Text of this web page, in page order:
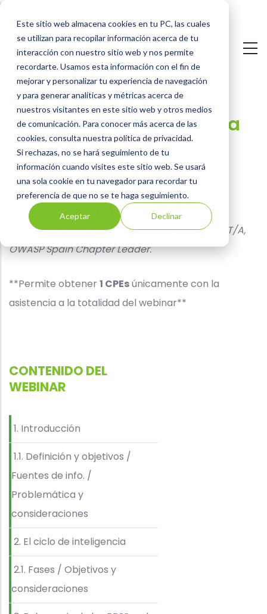
Este sitio web almacena cookies en tu PC, las cuales
se utilizan para recopilar información acerca de tu
interacción con nuestro sitio web y nos permite
recordarte. Usamos esta información con el fin de
mejorar y personalizar tu experiencia de navegación
y para generar analíticas y métricas acerca de
nuestros visitantes en este sitio web y otros medios
de comunicación. Para conocer más acerca de las
cookies, consulta nuestra política de privacidad.
Si rechazas, no se hará seguimiento de tu
información cuando visites este sitio web. Se usará
una sola cookie en tu navegador para recordar tu
preferencia de que no se te haga seguimiento.
Aceptar Declinar
Pasar
contenido
principal
Conociendo la disciplina
OSINT: Limitaciones y
capacidades
Vicente Aguilera Díaz
CISA, CISSP, CSSLP, ITILF, PCI ASV, CEH, ECSP, OPST/A,
OWASP Spain Chapter Leader.
**Permite obtener 1 CPEsúnicamente con la
asistencia a la totalidad del webinar**
CONTENIDO DEL
WEBINAR
1. Introducción
1.1. Definición y objetivos /
Fuentes de info. /
Problemática y
consideraciones
2. El ciclo de inteligencia
2.1. Fases / Objetivos y
consideraciones